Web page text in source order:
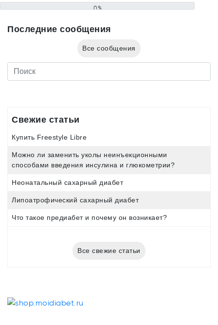
0%
Последние сообщения
Все сообщения
Свежие статьи
Купить Freestyle Libre
Можно ли заменить уколы неинъекционными
способами введения инсулина и глюкометрии?
Неонатальный сахарный диабет
Липоатрофический сахарный диабет
Что такое предиабет и почему он возникает?
Все свежие статьи